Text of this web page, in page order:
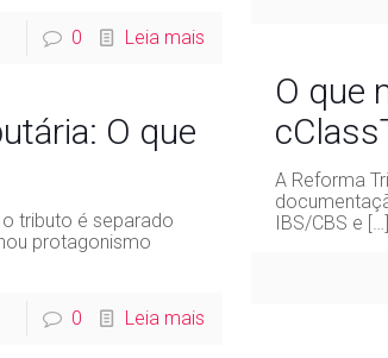
0 Leia mais
O que
A Reforma
IBS/CBS e […]
O que
tributo é separado
protagonismo
0 Leia mais